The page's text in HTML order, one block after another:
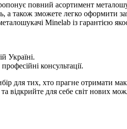
повний асортимент
також зможете легко оформити
Minelab із гарантією
Україні.
консультації.
для тих, хто прагне отримати
відкрийте для себе світ нових